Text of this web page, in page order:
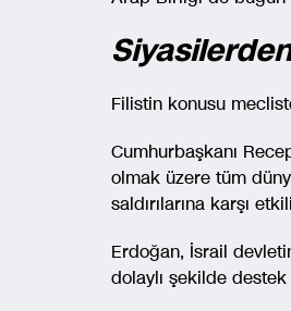
Filistin konusu
Cumhurbaşkanı
olmak üzere tüm
saldırılarına karşı
Erdoğan, İsrail
dolaylı şekilde